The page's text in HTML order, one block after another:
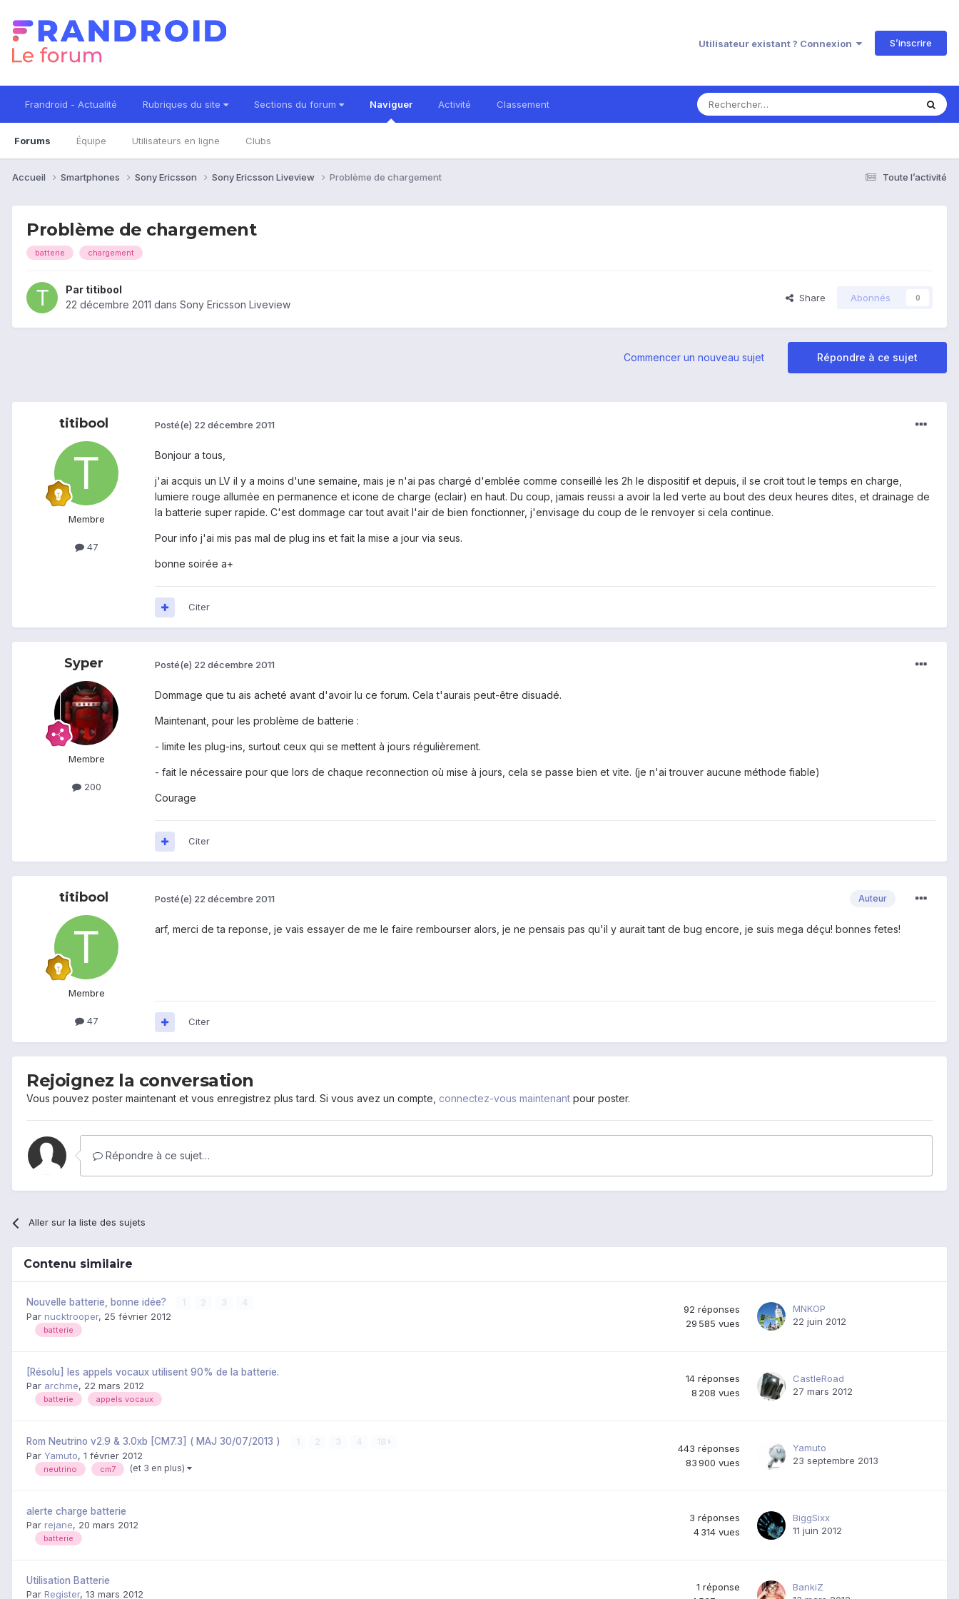
Utilisateur existant ? Connexion S’inscrire
Frandroid - Actualité Rubriques du site Sections du forum Naviguer
Forums Équipe Utilisateurs en ligne Clubs
Activité Classement
Toute l’activité
Accueil Smartphones Sony Ericsson Sony Ericsson Liveview Problème de chargement
Problème de chargement
batterie chargement
Par titibool
22 décembre 2011 dans Sony Ericsson Liveview
Share Abonnés 0
Répondre à ce sujet
Commencer un nouveau sujet
titibool
Membre
47
Posté(e) 22 décembre 2011
Bonjour a tous,
j'ai acquis un LV il y a moins d'une semaine, mais je n'ai pas chargé d'emblée comme conseillé les 2h le dispositif et depuis, il se croit tout le temps en charge,
lumiere rouge allumée en permanence et icone de charge (eclair) en haut. Du coup, jamais reussi a avoir la led verte au bout des deux heures dites, et drainage de
la batterie super rapide. C'est dommage car tout avait l'air de bien fonctionner, j'envisage du coup de le renvoyer si cela continue.
Pour info j'ai mis pas mal de plug ins et fait la mise a jour via seus.
bonne soirée a+
Citer
Syper
Membre
200
Posté(e) 22 décembre 2011
Dommage que tu ais acheté avant d'avoir lu ce forum. Cela t'aurais peut-être disuadé.
Maintenant, pour les problème de batterie :
- limite les plug-ins, surtout ceux qui se mettent à jours régulièrement.
- fait le nécessaire pour que lors de chaque reconnection où mise à jours, cela se passe bien et vite. (je n'ai trouver aucune méthode fiable)
Courage
Citer
titibool
Membre
47
Auteur
Posté(e) 22 décembre 2011
arf, merci de ta reponse, je vais essayer de me le faire rembourser alors, je ne pensais pas qu'il y aurait tant de bug encore, je suis mega déçu! bonnes fetes!
Citer
Rejoignez la conversation
Vous pouvez poster maintenant et vous enregistrez plus tard. Si vous avez un compte, connectez-vous maintenant pour poster.
Répondre à ce sujet…
Aller sur la liste des sujets
Contenu similaire
Nouvelle batterie, bonne idée?
Par nucktrooper, 25 février 2012
batterie
92 réponses
29 585 vues
MNKOP
22 juin 2012
[Résolu] les appels vocaux utilisent 90% de la batterie.
Par archme, 22 mars 2012
batterie appels vocaux
14 réponses
8 208 vues
CastleRoad
27 mars 2012
Rom Neutrino v2.9 & 3.0xb [CM7.3] ( MAJ 30/07/2013 )
Par Yamuto, 1 février 2012
neutrino cm7 (et 3 en plus)
443 réponses
83 900 vues
Yamuto
23 septembre 2013
alerte charge batterie
Par rejane, 20 mars 2012
batterie
3 réponses
4 314 vues
BiggSixx
11 juin 2012
Utilisation Batterie
Par Register, 13 mars 2012
1 réponse
BankiZ